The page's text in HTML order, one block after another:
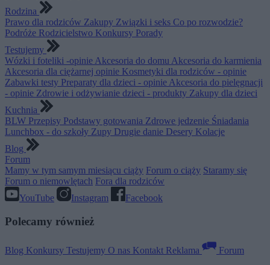
Rodzina
Prawo dla rodziców Zakupy Związki i seks Co po rozwodzie?
Podróże Rodzicielstwo Konkursy Porady
Testujemy
Wózki i foteliki -opinie Akcesoria do domu Akcesoria do karmienia
Akcesoria dla ciężarnej opinie Kosmetyki dla rodziców - opinie
Zabawki testy Preparaty dla dzieci - opinie Akcesoria do pielęgnacji
- opinie Zdrowie i odżywianie dzieci - produkty Zakupy dla dzieci
Kuchnia
BLW Przepisy Podstawy gotowania Zdrowe jedzenie Śniadania
Lunchbox - do szkoły Zupy Drugie danie Desery Kolacje
Blog
Forum
Mamy w tym samym miesiącu ciąży Forum o ciąży Staramy się
Forum o niemowlętach Fora dla rodziców
YouTube
Instagram Facebook
Polecamy również
Blog Konkursy Testujemy O nas Kontakt Reklama
Forum